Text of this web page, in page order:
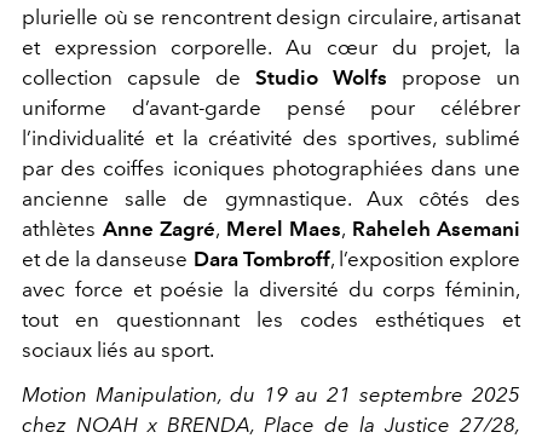
plurielle où se rencontrent design circulaire, artisanat
et expression corporelle. Au cœur du projet, la
collection capsule de Studio Wolfs propose un
uniforme d’avant-garde pensé pour célébrer
l’individualité et la créativité des sportives, sublimé
par des coiffes iconiques photographiées dans une
ancienne salle de gymnastique. Aux côtés des
athlètes Anne Zagré, Merel Maes, Raheleh Asemani
et de la danseuse Dara Tombroff, l’exposition explore
avec force et poésie la diversité du corps féminin,
tout en questionnant les codes esthétiques et
sociaux liés au sport.
Motion Manipulation, du 19 au 21 septembre 2025
chez NOAH x BRENDA, Place de la Justice 27/28,